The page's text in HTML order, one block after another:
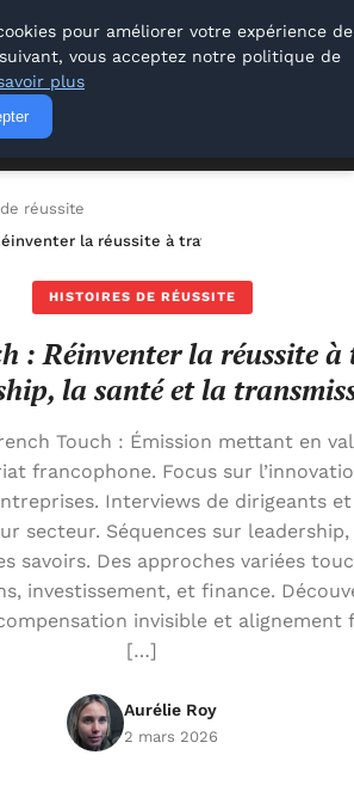
Lyon Photos
réussite
la réussite à travers le leadership,
HISTOIRES DE RÉUSSITE
: Réinventer la réussite à
la santé et la
Touch : Émission mettant en
francophone. Focus sur
Interviews de dirigeants
secteur. Séquences sur
savoirs. Des approches variées
investissement, et finance.
invisible et alignement
[…]
Aurélie Roy
2 mars 2026
pour améliorer votre expérience de
vous acceptez notre politique de
plus